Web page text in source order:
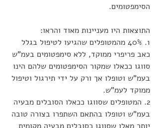
הסימפטומים.
התוצאות היו מעניינות מאוד והראו:
1. 40% מהמטופלים שהגיעו לטיפול בגלל
כאב פריפרי ממוקד, ללא סימפטומים בעמ"ש
סווגו ככאלו שמקור הסימפטומים שלהם הינו
בעמ"ש וטופלו אך ורק על ידי תירגול וטיפול
ממוקד לעמ"ש.
2. המטופלים שסווגו ככאלו הסובלים מבעיה
בעמ"ש וטופלו בהתאם השתפרו בצורה טובה
יותר מאלו שסווגו כסובלים מבעיה מקומית